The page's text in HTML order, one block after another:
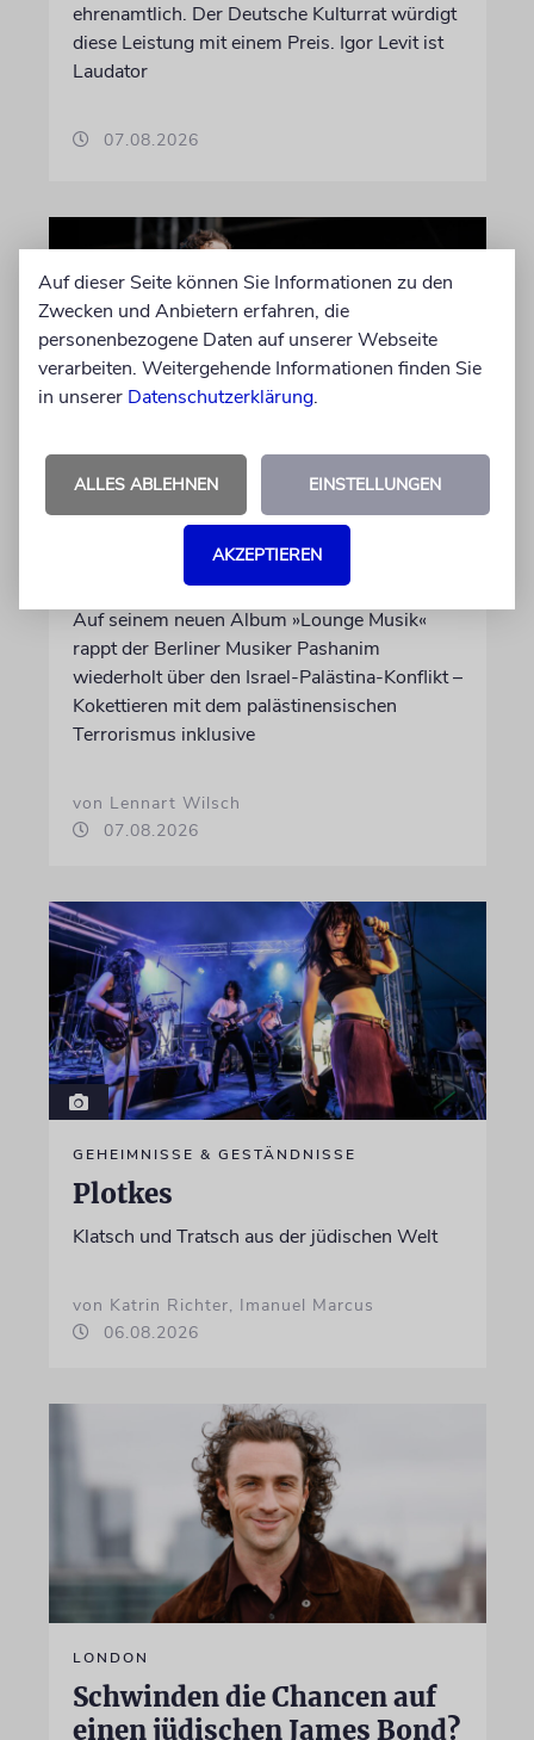
ehrenamtlich. Der Deutsche Kulturrat würdigt
diese Leistung mit einem Preis. Igor Levit ist
Laudator
07.08.2026
Rapper Pashanim: »Free
Palestine« als
Verkaufsschlager
Auf seinem neuen Album »Lounge Musik«
rappt der Berliner Musiker Pashanim
wiederholt über den Israel-Palästina-Konflikt –
Kokettieren mit dem palästinensischen
Terrorismus inklusive
von Lennart Wilsch
07.08.2026
GEHEIMNISSE & GESTÄNDNISSE
Plotkes
Klatsch und Tratsch aus der jüdischen Welt
von Katrin Richter, Imanuel Marcus
06.08.2026
LONDON
Schwinden die Chancen auf
einen jüdischen James Bond?
Auf dieser Seite können Sie Informationen zu den
Zwecken und Anbietern erfahren, die
personenbezogene Daten auf unserer Webseite
verarbeiten. Weitergehende Informationen finden Sie
in unserer Datenschutzerklärung.
ALLES ABLEHNEN EINSTELLUNGEN
AKZEPTIEREN